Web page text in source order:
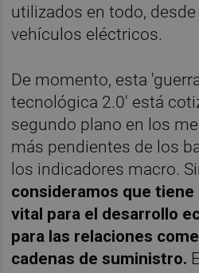
utilizados en todo,
vehículos eléctricos.
De momento, esta
tecnológica 2.0' está
segundo plano en los
más pendientes de los
los indicadores macro.
consideramos que
vital para el desarrollo
para las relaciones
cadenas de suministro.